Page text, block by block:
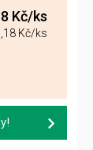
Kč/ks
Kč/ks